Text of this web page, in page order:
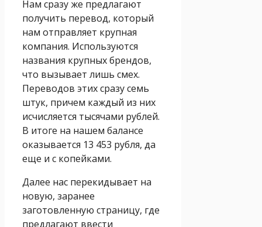
Нам сразу же предлагают
получить перевод, который
нам отправляет крупная
компания. Используются
названия крупных брендов,
что вызывает лишь смех.
Переводов этих сразу семь
штук, причем каждый из них
исчисляется тысячами рублей.
В итоге на нашем балансе
оказывается 13 453 рубля, да
еще и с копейками.
Далее нас перекидывает на
новую, заранее
заготовленную страницу, где
предлагают ввести